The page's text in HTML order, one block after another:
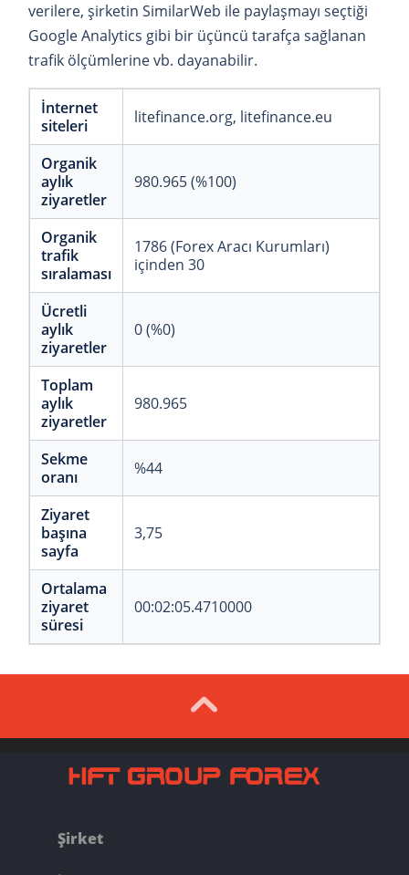
verilere, şirketin SimilarWeb ile paylaşmayı seçtiği
Google Analytics gibi bir üçüncü tarafça sağlanan
trafik ölçümlerine vb. dayanabilir.
İnternet
siteleri
litefinance.org litefinance.eu
Organik
aylık
ziyaretler
980.965 (%100)
Organik
trafik
sıralaması
1786 (Forex Aracı Kurumları)
içinden 30
Ücretli
aylık
ziyaretler
0 (%0)
Toplam
aylık
ziyaretler
980.965
Sekme
oranı
%44
Ziyaret
başına
sayfa
3,75
Ortalama
ziyaret
süresi
00:02:05.4710000
Şirket